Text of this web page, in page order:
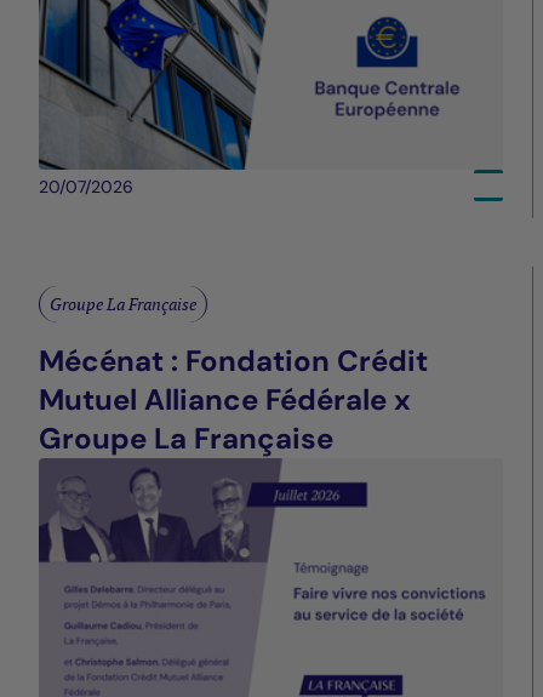
20/07/2026
Groupe La Française
Mécénat : Fondation Crédit
Mutuel Alliance Fédérale x
Groupe La Française